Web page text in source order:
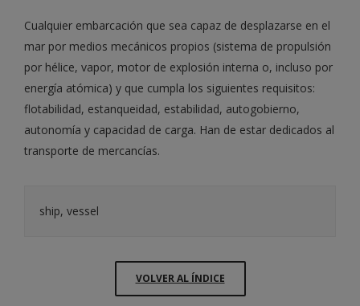
Cualquier embarcación que sea capaz de desplazarse en el
mar por medios mecánicos propios (sistema de propulsión
por hélice, vapor, motor de explosión interna o, incluso por
energía atómica) y que cumpla los siguientes requisitos:
flotabilidad, estanqueidad, estabilidad, autogobierno,
autonomía y capacidad de carga. Han de estar dedicados al
transporte de mercancías.
ship, vessel
VOLVER AL ÍNDICE